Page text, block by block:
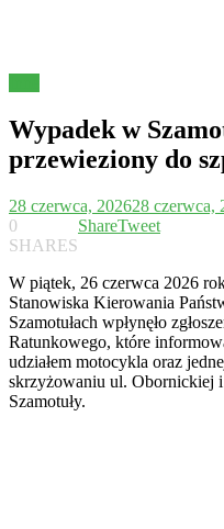
Wypadek w
przewieziony do
28 czerwca, 202628 czerwca,
0
SHARES
ShareTweet
W piątek, 26 czerwca 2026
Stanowiska Kierowania
Szamotułach wpłynęło
Ratunkowego, które
udziałem motocykla oraz
skrzyżowaniu ul. Obornickiej
Szamotuły.